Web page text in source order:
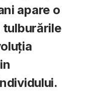
apare o